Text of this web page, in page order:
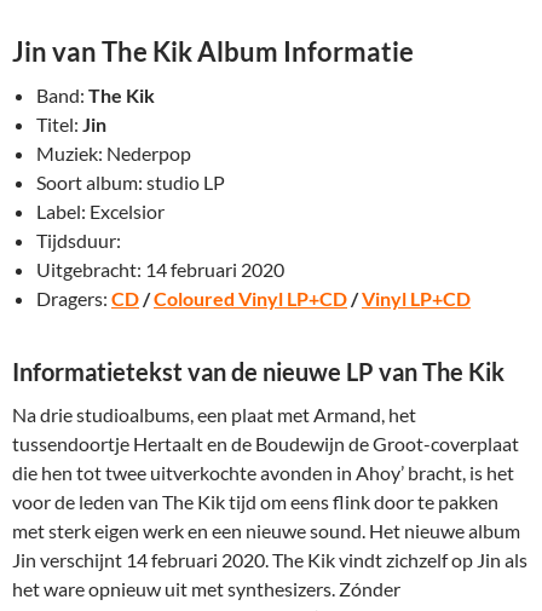
Jin van The Kik Album Informatie
Band: The Kik
Titel: Jin
Muziek: Nederpop
Soort album: studio LP
Label: Excelsior
Tijdsduur:
Uitgebracht: 14 februari 2020
Dragers: CD/Coloured Vinyl LP+CD/Vinyl LP+CD
Informatietekst van de nieuwe LP van The Kik
Na drie studioalbums, een plaat met Armand, het
tussendoortje Hertaalt en de Boudewijn de Groot-coverplaat
die hen tot twee uitverkochte avonden in Ahoy’ bracht, is het
voor de leden van The Kik tijd om eens flink door te pakken
met sterk eigen werk en een nieuwe sound. Het nieuwe album
Jin verschijnt 14 februari 2020. The Kik vindt zichzelf op Jin als
het ware opnieuw uit met synthesizers. Zónder